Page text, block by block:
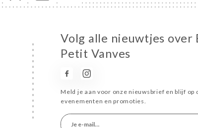
Volg alle nieuwtjes over
Petit Vanves
Meld je aan voor onze nieuwsbrief en blijf op
evenementen en promoties.